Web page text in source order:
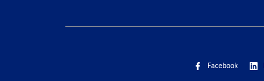
Facebook